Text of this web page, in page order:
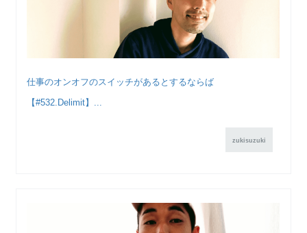
仕事のオンオフのスイッチがあるとするならば
【#532.Delimit】...
zukisuzuki